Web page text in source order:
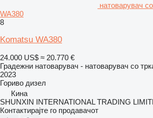
натоварувач
WA380
8
Komatsu WA380
24.000 US$ ≈ 20.770 €
Градежни натоварувач - натоварувач со
2023
Гориво дизел
Кина
SHUNXIN INTERNATIONAL TRADING
Контактирајте го продавачот